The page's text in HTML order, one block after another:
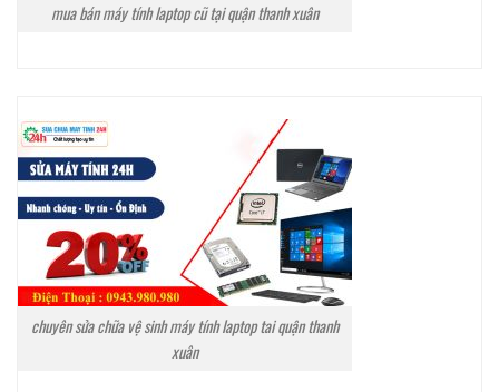
mua bán máy tính laptop cũ tại quận thanh xuân
chuyên sửa chữa vệ sinh máy tính laptop tai quận thanh
xuân